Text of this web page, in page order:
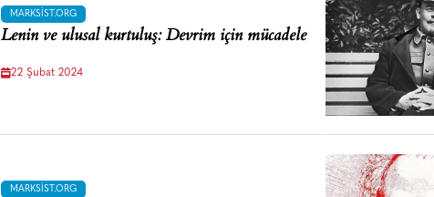
MARKSIST.ORG
Lenin ve ulusal kurtuluş: Devrim için mücadele
22 Şubat 2024
MARKSIST.ORG